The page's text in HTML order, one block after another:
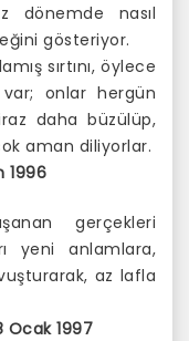
dönemde nasıl
gösteriyor.
sırtını, öylece
var; onlar hergün
daha büzülüp,
aman diliyorlar.
1996
gerçekleri
yeni anlamlara,
az lafla
1997